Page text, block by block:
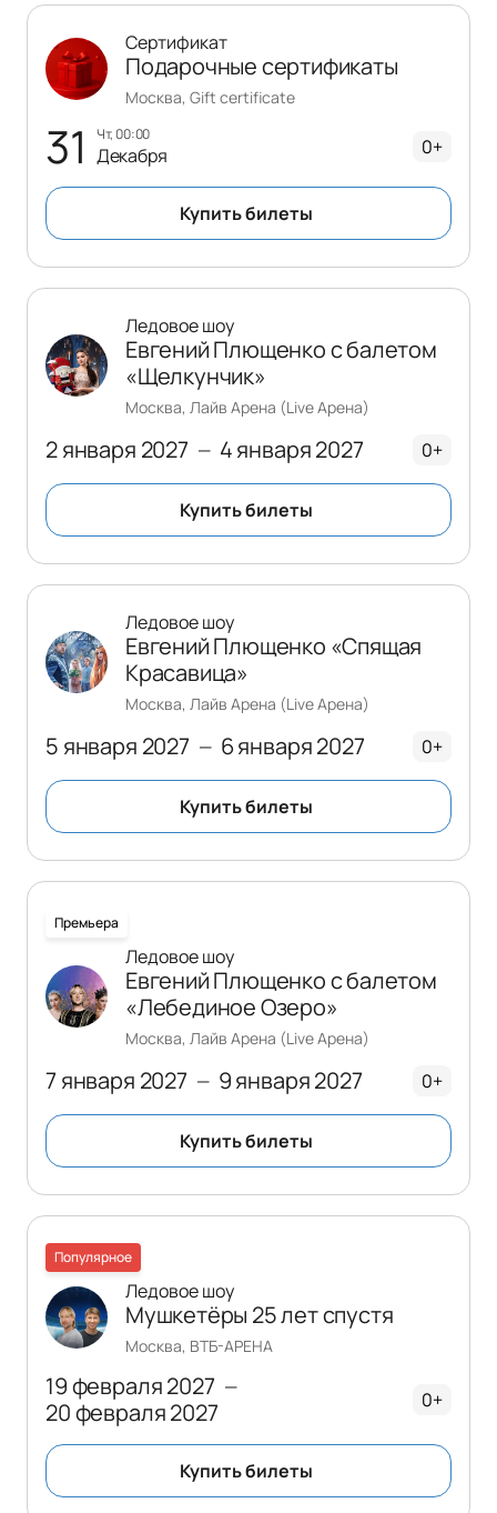
31 чт, 00:00
Декабря
Сертификат
Подарочные сертификаты
Москва, Gift certificate
0+
Купить билеты
2 января 2027 — 4 января 2027
Ледовое шоу
Евгений Плющенко с балетом
«Щелкунчик»
Москва, Лайв Арена (Live Арена)
0+
Купить билеты
5 января 2027 — 6 января 2027
Ледовое шоу
Евгений Плющенко «Спящая
Красавица»
Москва, Лайв Арена (Live Арена)
0+
Купить билеты
Премьера
7 января 2027 — 9 января 2027
Ледовое шоу
Евгений Плющенко с балетом
«Лебединое Озеро»
Москва, Лайв Арена (Live Арена)
0+
Купить билеты
Популярное
19 февраля 2027 —
20 февраля 2027
Ледовое шоу
Мушкетёры 25 лет спустя
Москва, ВТБ-АРЕНА
0+
Купить билеты